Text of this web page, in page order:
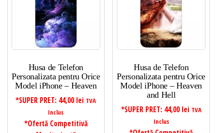
Husa de Telefon
Personalizata pentru Orice
Model iPhone – Heaven
*SUPER PRET: 44,00 lei TVA
Inclus
*Ofertă Competitivă
Husa de Telefon
Personalizata pentru Orice
Model iPhone – Heaven
and Hell
*SUPER PRET: 44,00 lei TVA
Inclus